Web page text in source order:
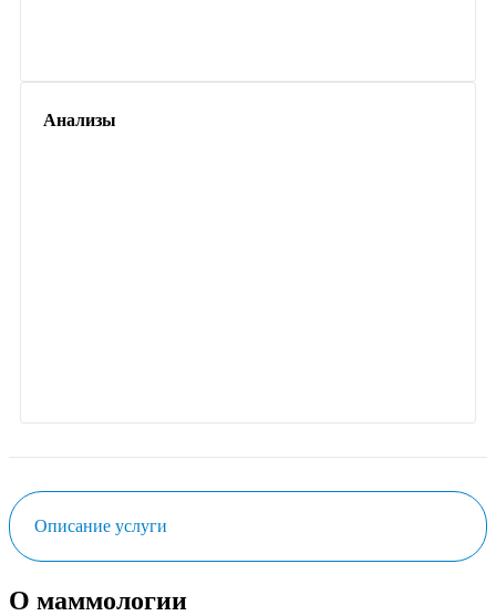
Анализы
Описание услуги
О маммологии